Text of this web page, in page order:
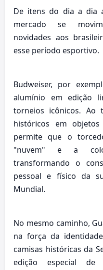
De itens do dia a dia
mercado se
novidades aos
esse período esportivo.
Budweiser, por
alumínio em edição
torneios icônicos. Ao
históricos em
permite que o
"nuvem" e a
transformando o
pessoal e físico da
Mundial.
No mesmo caminho,
na força da
camisas históricas da
edição especial de